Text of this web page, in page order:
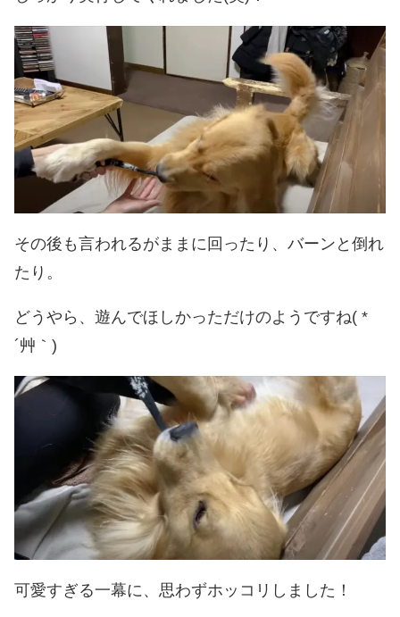
その後も言われるがままに回ったり、バーンと倒れ
たり。
どうやら、遊んでほしかっただけのようですね( *
´艸｀)
可愛すぎる一幕に、思わずホッコリしました！